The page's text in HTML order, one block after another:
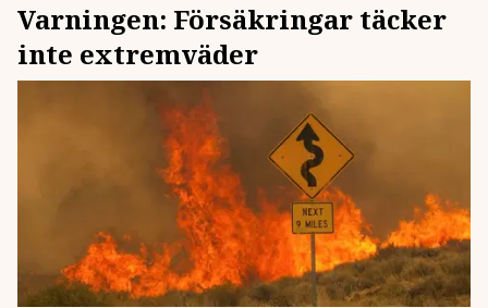
Varningen: Försäkringar täcker
inte extremväder